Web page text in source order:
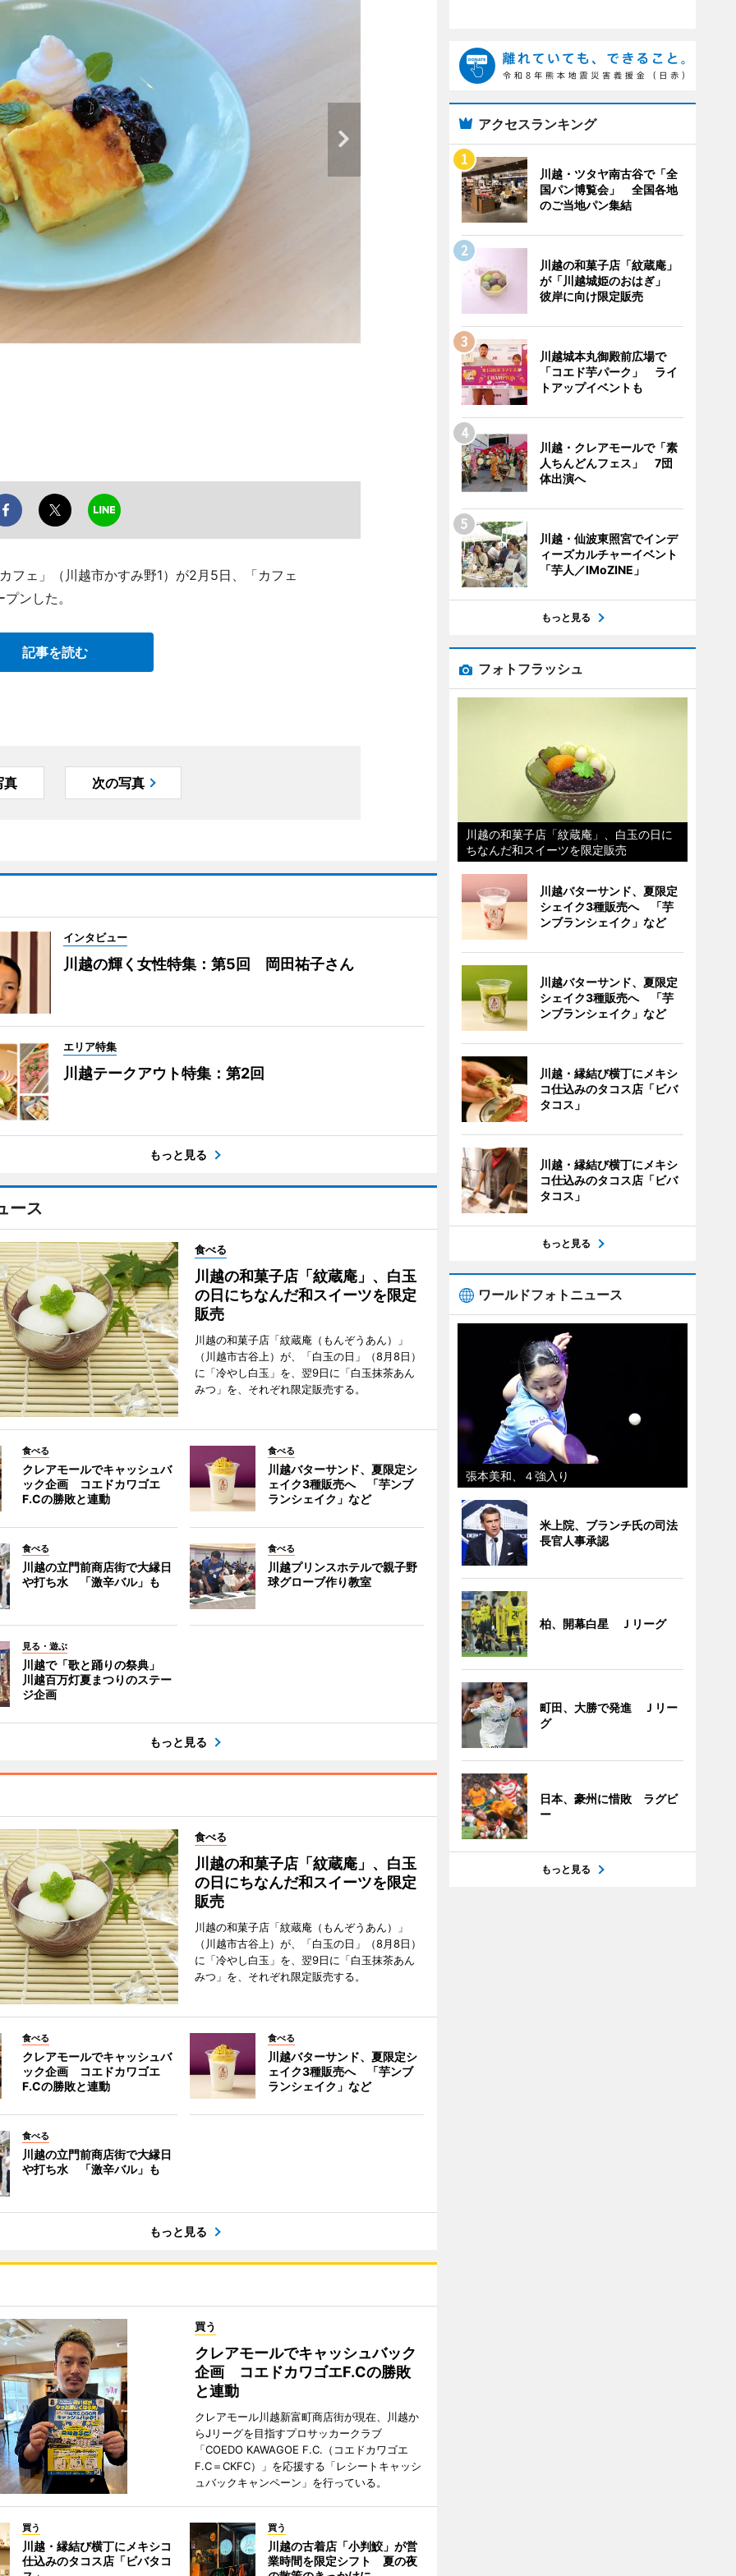
フェ」（川越市かすみ野1）が2月5日、「カフェ
ンした。
記事を読む
真 次の写真
インタビュー
川越の輝く女性特集：第5回 岡田祐子さん
エリア特集
川越テークアウト特集：第2回
もっと見る
ース
食べる
川越の和菓子店「紋蔵庵」、白玉
の日にちなんだ和スイーツを限定
販売
川越の和菓子店「紋蔵庵（もんぞうあん）」
（川越市古谷上）が、「白玉の日」（8月8日）
に「冷やし白玉」を、翌9日に「白玉抹茶あん
みつ」を、それぞれ限定販売する。
食べる
クレアモールでキャッシュバ
ック企画 コエドカワゴエ
F.Cの勝敗と連動
食べる
川越バターサンド、夏限定シ
ェイク3種販売へ 「芋ンブ
ランシェイク」など
食べる
川越の立門前商店街で大縁日
や打ち水 「激辛バル」も
食べる
川越プリンスホテルで親子野
球グローブ作り教室
見る・遊ぶ
川越で「歌と踊りの祭典」
川越百万灯夏まつりのステー
ジ企画
もっと見る
食べる
川越の和菓子店「紋蔵庵」、白玉
の日にちなんだ和スイーツを限定
販売
川越の和菓子店「紋蔵庵（もんぞうあん）」
（川越市古谷上）が、「白玉の日」（8月8日）
に「冷やし白玉」を、翌9日に「白玉抹茶あん
みつ」を、それぞれ限定販売する。
食べる
クレアモールでキャッシュバ
ック企画 コエドカワゴエ
F.Cの勝敗と連動
食べる
川越バターサンド、夏限定シ
ェイク3種販売へ 「芋ンブ
ランシェイク」など
食べる
川越の立門前商店街で大縁日
や打ち水 「激辛バル」も
もっと見る
買う
クレアモールでキャッシュバック
企画 コエドカワゴエF.Cの勝敗
と連動
クレアモール川越新富町商店街が現在、川越か
らJリーグを目指すプロサッカークラブ
「COEDO KAWAGOE F.C.（コエドカワゴエ
F.C＝CKFC）」を応援する「レシートキャッシ
ュバックキャンペーン」を行っている。
買う
川越・縁結び横丁にメキシコ
仕込みのタコス店「ビバタコ
買う
川越の古着店「小判鮫」が営
業時間を限定シフト 夏の夜
アクセスランキング
川越・ツタヤ南古谷で「全
国パン博覧会」 全国各地
のご当地パン集結
川越の和菓子店「紋蔵庵」
が「川越城姫のおはぎ」
彼岸に向け限定販売
川越城本丸御殿前広場で
「コエド芋パーク」 ライ
トアップイベントも
川越・クレアモールで「素
人ちんどんフェス」 7団
体出演へ
川越・仙波東照宮でインデ
ィーズカルチャーイベント
「芋人／IMoZINE」
もっと見る
フォトフラッシュ
川越の和菓子店「紋蔵庵」、白玉の日に
ちなんだ和スイーツを限定販売
川越バターサンド、夏限定
シェイク3種販売へ 「芋
ンブランシェイク」など
川越バターサンド、夏限定
シェイク3種販売へ 「芋
ンブランシェイク」など
川越・縁結び横丁にメキシ
コ仕込みのタコス店「ビバ
タコス」
川越・縁結び横丁にメキシ
コ仕込みのタコス店「ビバ
タコス」
もっと見る
ワールドフォトニュース
張本美和、４強入り
米上院、ブランチ氏の司法
長官人事承認
柏、開幕白星 Ｊリーグ
町田、大勝で発進 Ｊリー
グ
日本、豪州に惜敗 ラグビ
ー
もっと見る